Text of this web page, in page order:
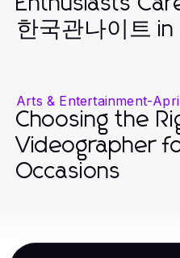
한국관나이트
Arts & Entertainment-
Choosing the
Videographer
Occasions